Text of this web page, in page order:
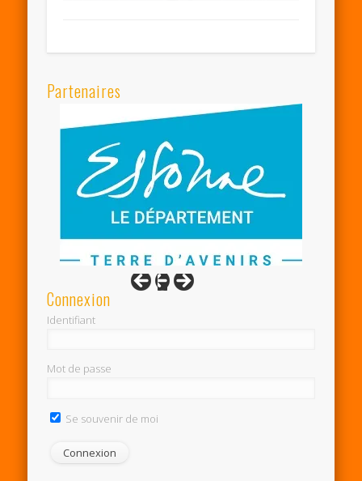
Partenaires
Connexion
Identifiant
Mot de passe
Se souvenir de moi